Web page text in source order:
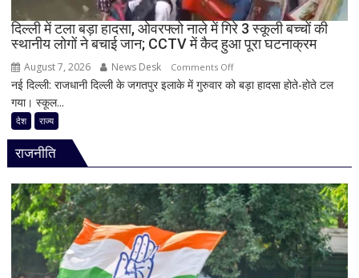
हथियारों
का
विशाल
युद्ध
जल्द
दिल्ली में टला बड़ा हादसा, ओवरफ्लो नाले में गिरे 3 स्कूली बच्चों की
स्थानीय लोगों ने बचाई जान; CCTV में कैद हुआ पूरा घटनाक्रम
August 7, 2026 News Desk Comments Offon
दिल्ली
नाले
में
गिरे
स्कूली
नई दिल्ली: राजधानी दिल्ली के जगतपुर इलाके में गुरुवार को बड़ा हादसा होते-होते टल
गया। स्कूल...
देश राज्य
राजनीति